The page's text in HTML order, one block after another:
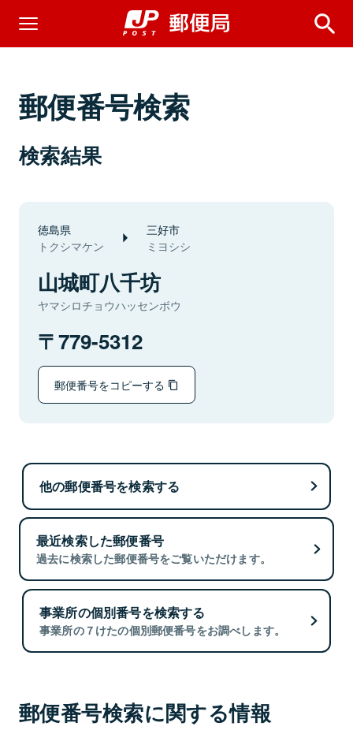
郵便番号検索
検索結果
徳島県
トクシマケン
三好市
ミヨシシ
山城町八千坊
ヤマシロチョウハッセンボウ
779-5312
郵便番号をコピーする
他の郵便番号を検索する
最近検索した郵便番号
過去に検索した郵便番号をご覧いただけます。
事業所の個別番号を検索する
事業所の７けたの個別郵便番号をお調べします。
郵便番号検索に関する情報